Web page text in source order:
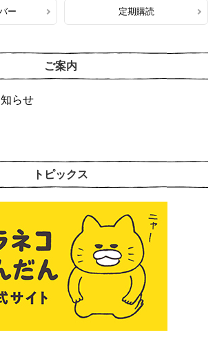
ー 定期購読
ご案内
らせ
トピックス